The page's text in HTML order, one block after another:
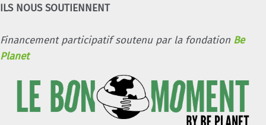
ILS NOUS SOUTIENNENT
Financement participatif soutenu par la fondation Be
Planet